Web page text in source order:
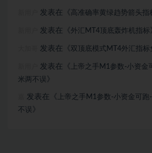
发表在《 高准确率黄绿趋势箭头指
发表在《 外汇MT4顶底轰炸机指标
发表在《 双顶底模式MT4外汇指标
发表在《
上帝之手M1参数-小资金
米两不误 》
发表在《
上帝之手M1参数-小资金可
不误 》